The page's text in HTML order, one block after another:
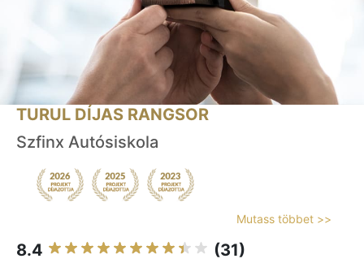
TURUL DÍJAS RANGSOR
Szfinx Autósiskola
Mutass többet >>
8.4 (31)